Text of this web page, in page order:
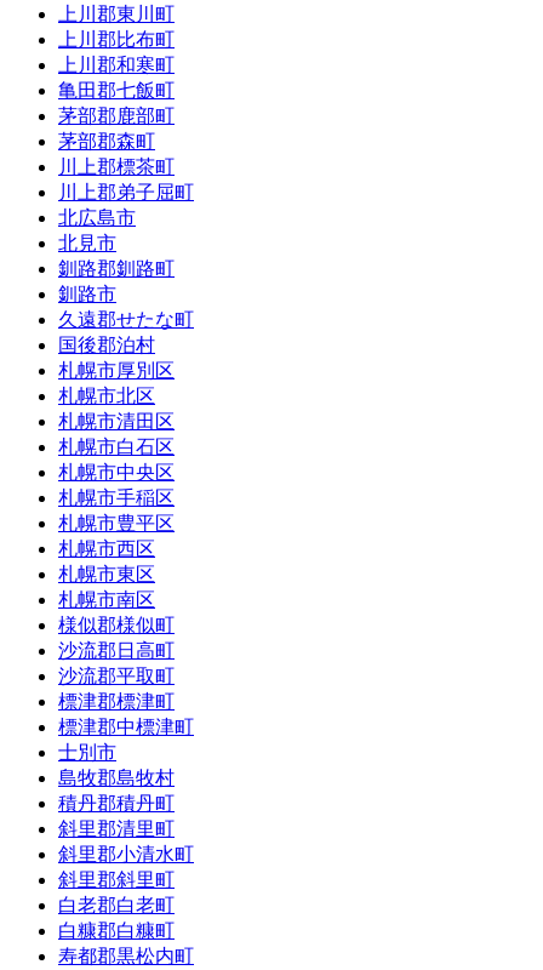
上川郡東川町
上川郡比布町
上川郡和寒町
亀田郡七飯町
茅部郡鹿部町
茅部郡森町
川上郡標茶町
川上郡弟子屈町
北広島市
北見市
釧路郡釧路町
釧路市
久遠郡せたな町
国後郡泊村
札幌市厚別区
札幌市北区
札幌市清田区
札幌市白石区
札幌市中央区
札幌市手稲区
札幌市豊平区
札幌市西区
札幌市東区
札幌市南区
様似郡様似町
沙流郡日高町
沙流郡平取町
標津郡標津町
標津郡中標津町
士別市
島牧郡島牧村
積丹郡積丹町
斜里郡清里町
斜里郡小清水町
斜里郡斜里町
白老郡白老町
白糠郡白糠町
寿都郡黒松内町